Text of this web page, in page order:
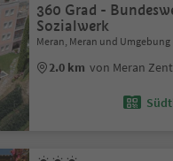
360 Grad -
Sozialwerk
Meran, Meran und Umgebung
2.0 km von Meran